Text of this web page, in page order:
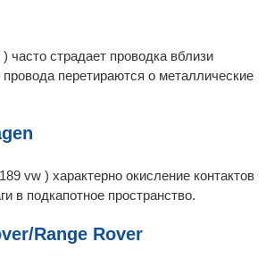
часто страдает проводка вблизи
перетираются о металлические
vw ) характерно окисление контактов
в подкапотное пространство.
Range Rover